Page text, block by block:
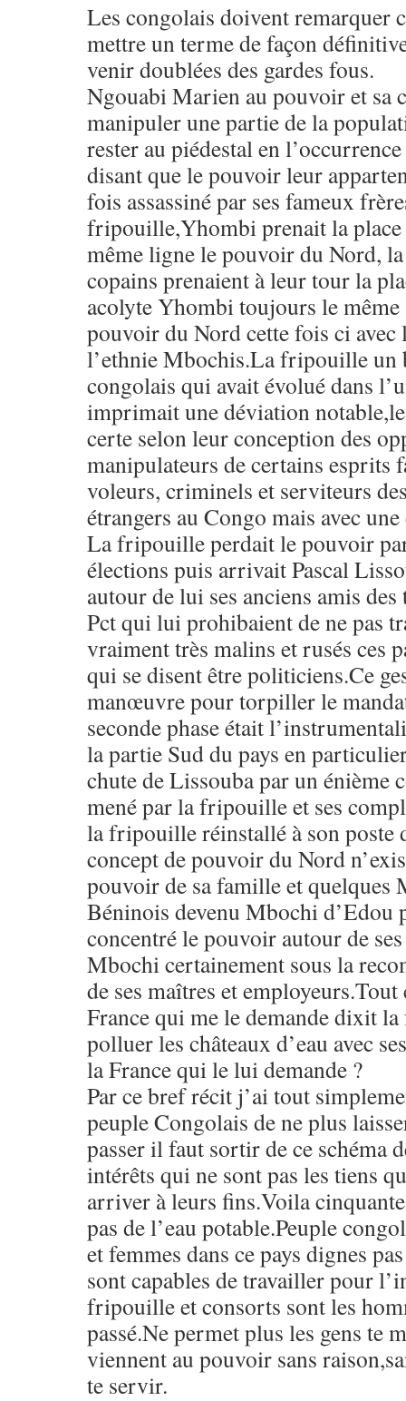
Les congolais doivent remarquer
mettre un terme de façon
venir doublées des gardes fous.
Ngouabi Marien au pouvoir et sa
manipuler une partie de la
rester au piédestal en
disant que le pouvoir leur
fois assassiné par ses fameux
fripouille,Yhombi prenait la place
même ligne le pouvoir du Nord,
copains prenaient à leur tour la
acolyte Yhombi toujours le même
pouvoir du Nord cette fois ci avec
l’ethnie Mbochis.La fripouille un
congolais qui avait évolué dans
imprimait une déviation
certe selon leur conception des
manipulateurs de certains esprits
voleurs, criminels et serviteurs
étrangers au Congo mais avec
La fripouille perdait le pouvoir
élections puis arrivait Pascal
autour de lui ses anciens amis
Pct qui lui prohibaient de ne pas
vraiment très malins et rusés ces
qui se disent être politiciens.Ce
manœuvre pour torpiller le
seconde phase était
la partie Sud du pays en
chute de Lissouba par un énième
mené par la fripouille et ses
la fripouille réinstallé à son poste
concept de pouvoir du Nord
pouvoir de sa famille et quelques
Béninois devenu Mbochi d’Edou
concentré le pouvoir autour de
Mbochi certainement sous la
de ses maîtres et employeurs.Tout
France qui me le demande dixit
polluer les châteaux d’eau avec
la France qui le lui demande ?
Par ce bref récit j’ai tout
peuple Congolais de ne plus
passer il faut sortir de ce schéma
intérêts qui ne sont pas les tiens
arriver à leurs fins.Voila
pas de l’eau potable.Peuple
et femmes dans ce pays dignes
sont capables de travailler pour
fripouille et consorts sont les
passé.Ne permet plus les gens te
viennent au pouvoir sans
te servir.